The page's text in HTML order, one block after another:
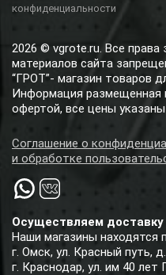
Осуществляем доставку
Наши магазины находятся
г. Омск, ул. Красный путь,
г. Краснодар, ул. им 40
конфиденциальности
2026 © vgrote.ru. Все
материалов сайта
“ГРОТ”- магазин товаров
Информация размещенная
офертой, все цены указаны
Соглашение о
и обработке